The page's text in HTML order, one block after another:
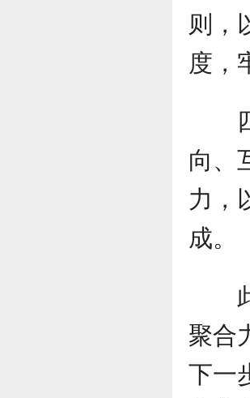
则，
度，
向、
力，
成。
聚合
下一